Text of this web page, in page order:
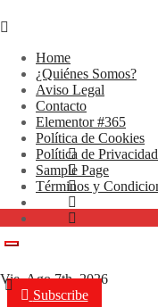
Home
¿Quiénes Somos?
Aviso Legal
Contacto
Elementor #365
Política de Cookies
Política de Privacidad
Sample Page
Términos y
Vie. Ago 7th, 2026
Subscribe